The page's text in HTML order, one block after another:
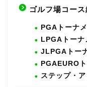
ゴルフ場コー
PGAトーナ
LPGAトーナ
JLPGAトー
PGAEURO
ステップ・